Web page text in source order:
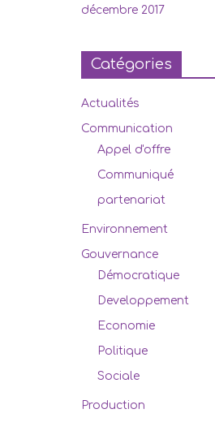
décembre 2017
Catégories
Actualités
Communication
Appel d'offre
Communiqué
partenariat
Environnement
Gouvernance
Démocratique
Developpement
Economie
Politique
Sociale
Production